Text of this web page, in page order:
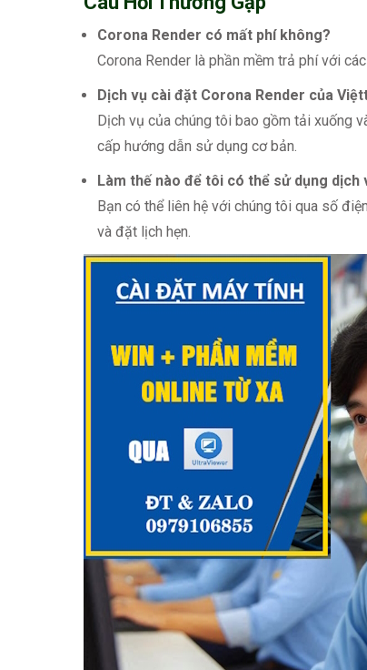
Corona Render có mất phí không?
Corona Render là phần mềm trả phí với
Dịch vụ cài đặt Corona Render của
Dịch vụ của chúng tôi bao gồm tải xuống
cấp hướng dẫn sử dụng cơ bản.
Làm thế nào để tôi có thể sử dụng
Bạn có thể liên hệ với chúng tôi qua số
và đặt lịch hẹn.